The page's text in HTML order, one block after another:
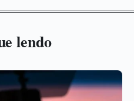
lendo